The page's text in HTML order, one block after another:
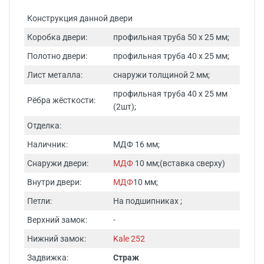
Конструкция данной двери
Коробка двери:
профильная труба 50 х 25 мм;
Полотно двери:
профильная труба 40 х 25 мм;
Лист металла:
снаружи толщиной 2 мм;
Рёбра жёсткости:
профильная труба 40 х 25 мм
(2шт);
Отделка:
Наличник:
МДФ 16 мм;
Снаружи двери:
МДФ 10 мм;(вставка сверху)
Внутри двери:
МДФ10 мм;
Петли:
На подшипниках ;
Верхний замок:
-
Нижний замок:
Kale 252
Задвижка:
Страж